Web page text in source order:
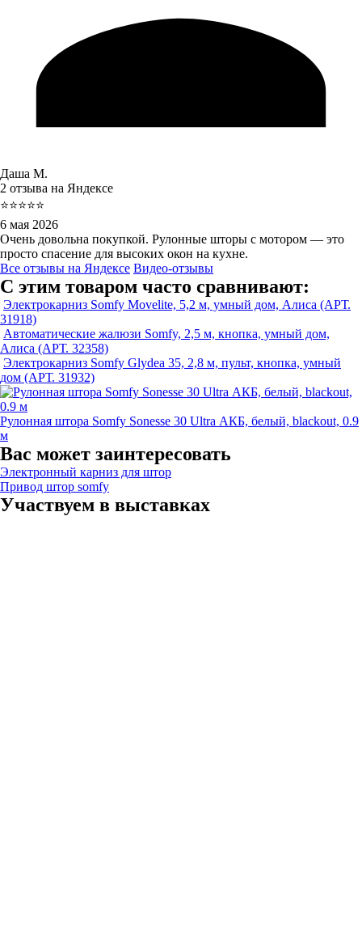
Даша М.
2 отзыва на Яндексе
⭐⭐⭐⭐⭐
6 мая 2026
Очень довольна покупкой. Рулонные шторы с мотором — это
просто спасение для высоких окон на кухне.
Все отзывы на Яндексе Видео-отзывы
С этим товаром часто сравнивают:
Электрокарниз Somfy Movelite, 5,2 м, умный дом, Алиса (АРТ.
31918)
Автоматические жалюзи Somfy, 2,5 м, кнопка, умный дом,
Алиса (АРТ. 32358)
Электрокарниз Somfy Glydea 35, 2,8 м, пульт, кнопка, умный
дом (АРТ. 31932)
Рулонная штора Somfy Sonesse 30 Ultra АКБ, белый, blackout, 0.9
м
Вас может заинтересовать
Электронный карниз для штор
Привод штор somfy
Участвуем в выставках